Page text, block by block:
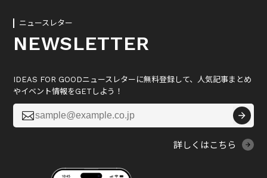
ニュースレター
NEWSLETTER
IDEAS FOR GOODニュースレターに無料登録して、人気記事まとめ
やイベント情報をGETしよう！

詳しくはこちら